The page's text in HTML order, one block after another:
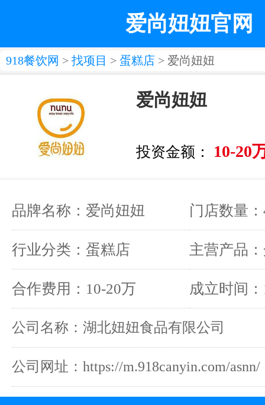
爱尚妞妞官网
918餐饮网 > 找项目 > 蛋糕店 > 爱尚妞妞
爱尚妞妞
投资金额： 10-20
品牌名称：爱尚妞妞 门店数量
行业分类：蛋糕店 主营产品
合作费用：10-20万 成立时间
公司名称：湖北妞妞食品有限公司
公司网址：https://m.918canyin.com/asnn/